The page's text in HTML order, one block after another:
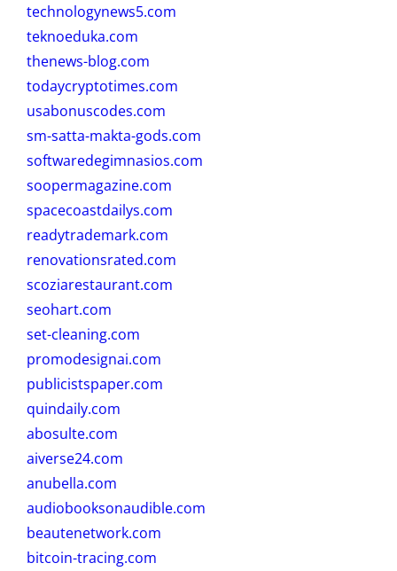
technologynews5.com
teknoeduka.com
thenews-blog.com
todaycryptotimes.com
usabonuscodes.com
sm-satta-makta-gods.com
softwaredegimnasios.com
soopermagazine.com
spacecoastdailys.com
readytrademark.com
renovationsrated.com
scoziarestaurant.com
seohart.com
set-cleaning.com
promodesignai.com
publicistspaper.com
quindaily.com
abosulte.com
aiverse24.com
anubella.com
audiobooksonaudible.com
beautenetwork.com
bitcoin-tracing.com